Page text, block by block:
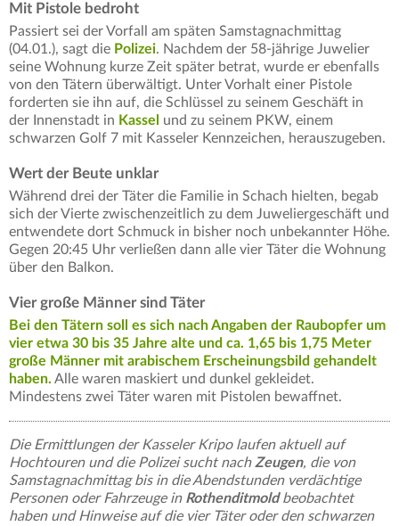
Mit Pistole bedroht
Passiert sei der Vorfall am späten Samstagnachmittag
(04.01.), sagt die Polizei. Nachdem der 58-jährige Juwelier
seine Wohnung kurze Zeit später betrat, wurde er ebenfalls
von den Tätern überwältigt. Unter Vorhalt einer Pistole
forderten sie ihn auf, die Schlüssel zu seinem Geschäft in
der Innenstadt in Kassel
und zu seinem PKW, einem
schwarzen Golf 7 mit Kasseler Kennzeichen, herauszugeben.
Wert der Beute unklar
Während drei der Täter die Familie in Schach hielten, begab
sich der Vierte zwischenzeitlich zu dem Juweliergeschäft und
entwendete dort Schmuck in bisher noch unbekannter Höhe.
Gegen 20:45 Uhr verließen dann alle vier Täter die Wohnung
über den Balkon.
Vier große Männer sind Täter
Bei den Tätern soll es sich nach Angaben der Raubopfer um
vier etwa 30 bis 35 Jahre alte und ca. 1,65 bis 1,75 Meter
große Männer mit arabischem Erscheinungsbild gehandelt
haben. Alle waren maskiert und dunkel gekleidet.
Mindestens zwei Täter waren mit Pistolen bewaffnet.
Die Ermittlungen der Kasseler Kripo laufen aktuell auf
Hochtouren und die Polizei sucht nach Zeugen, die von
Samstagnachmittag bis in die Abendstunden verdächtige
Personen oder Fahrzeuge in Rothenditmoldbeobachtet
haben und Hinweise auf die vier Täter oder den schwarzen